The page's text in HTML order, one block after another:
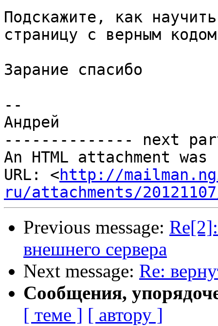
Подскажите, как
страницу с верным
Зарание спасибо
--
Андрей
-------------- next
An HTML attachment
URL: <http://
ru/attachments/
Previous message:
внешнего сервера
Next message: Re:
Сообщения,
[ теме ] [ автору ]